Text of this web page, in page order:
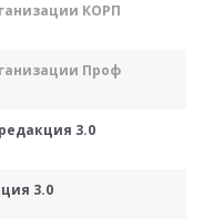
КОРП
Проф
3.0
3.0